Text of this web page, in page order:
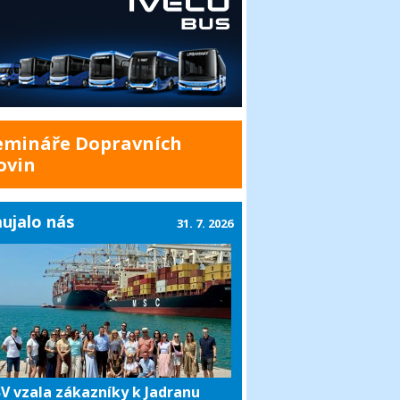
Dopravních
nás
vzala zákazníky k Jadranu
31. 7. 2026